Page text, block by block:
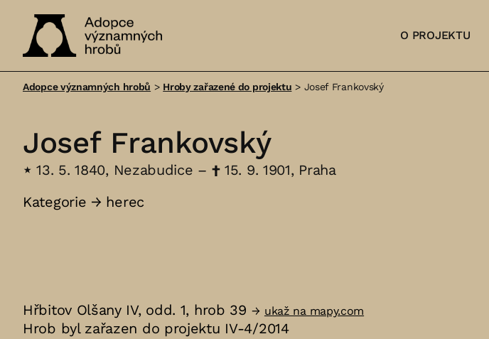
významných
O PROJEKTU
Adopce významných hrobů > Hroby zařazené do projektu > Josef Frankovský
Josef Frankovský
⋆ 13. 5. 1840, Nezabudice – †15. 9. 1901, Praha
Kategorie → herec
Hřbitov Olšany IV, odd. 1, hrob 39 → ukaž na mapy.com
Hrob byl zařazen do projektu IV-4/2014